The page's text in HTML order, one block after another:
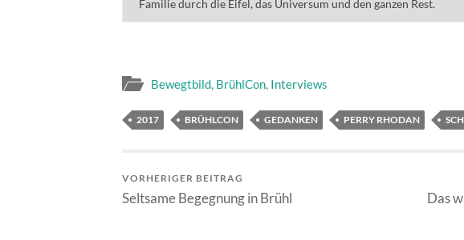
Familie durch die Eifel, das Universum und den ganzen Rest.
Bewegtbild, BrühlCon, Interviews
2017 BRÜHLCON GEDANKEN PERRY RHODAN
VORHERIGER BEITRAG
Seltsame Begegnung in Brühl
Das